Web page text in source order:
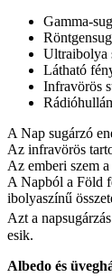
Gamma-
Ultraibolya
Látható
Infravörös
A Nap sugárzó
Az infravörös
Az emberi szem
A Napból a Föld
ibolyaszínű
Azt a
esik.
Albedo és